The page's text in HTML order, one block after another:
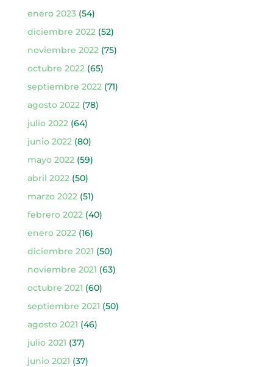
enero 2023(54)
diciembre 2022 (52)
noviembre 2022 (75)
octubre 2022 (65)
septiembre 2022 (71)
agosto 2022 (78)
julio 2022 (64)
junio 2022 (80)
mayo 2022 (59)
abril 2022 (50)
marzo 2022 (51)
febrero 2022 (40)
enero 2022 (16)
diciembre 2021 (50)
noviembre 2021 (63)
octubre 2021 (60)
septiembre 2021 (50)
agosto 2021 (46)
julio 2021 (37)
junio 2021 (37)